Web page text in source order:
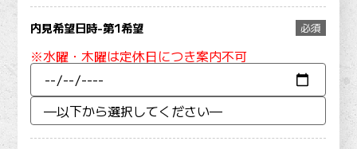
内見希望日時-第1希望 必須
※水曜・木曜は定休日につき案内不可